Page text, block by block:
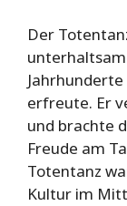
Der
erfreute. Er
und brachte
Freude am
Totentanz
Kultur im